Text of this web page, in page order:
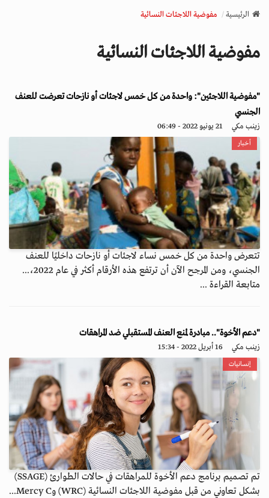
v
a
o
n
الرئيسية مفوضية اللاجئات النسائية
مفوضية اللاجئات النسائية
"مفوضية اللاجئين": واحدة من كل خمس لاجئات أو نازحات تعرضت للعنف
الجنسي
زينب مكي 21 يونيو 2022 - 06:49
أخبار
تتعرض واحدة من كل خمس نساء لاجئات أو نازحات داخليًا للعنف
الجنسي، ومن المرجح الآن أن ترتفع هذه الأرقام أكثر في عام 2022،...
متابعة القراءة ...
"دعم الأخوة".. مبادرة لمنع العنف المستقبلي ضد المراهقات
زينب مكي 16 أبريل 2022 - 15:34
إنسانيات
تم تصميم برنامج دعم الأخوة للمراهقات في حالات الطوارئ (SSAGE)
بشكل تعاوني من قبل مفوضية اللاجئات النسائية (WRC) وMercy C...